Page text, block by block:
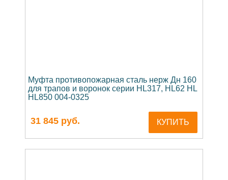
Муфта противопожарная сталь нерж Дн 160
для трапов и воронок серии HL317, HL62 HL
HL850 004-0325
31 845 руб. КУПИТЬ